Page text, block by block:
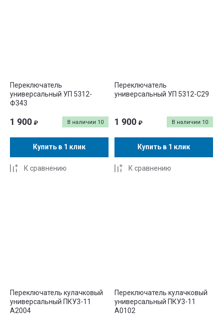
Переключатель
универсальный УП 5312-
Ф343
В наличии 10
1 900 ₽
Купить в 1 клик
К сравнению
Переключатель
универсальный УП 5312-С29
В наличии 10
1 900 ₽
Купить в 1 клик
К сравнению
Переключатель кулачковый
универсальный ПКУ3-11
А2004
Переключатель кулачковый
универсальный ПКУ3-11
А0102